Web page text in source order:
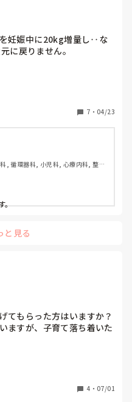
めてから徒歩圏内で通える
用していたためです）
ないかもしれませんが💦
、自分で調べた病院に直接
収票を持参し、教育歴も伝え
ることが多いと思います
の時間を大事にしたいと思っ
もっと子どもとの時間を大
くないなと感じています。
良い職場が見つかりますよ
妊娠中に20kg増量し‥な
に戻りません。
が邪魔で動きにも支障が出
が用意されており4時間の
休憩しながらおやつを食べ
おやつを作ることが多く一
にデブ習慣が抜けず困って
と思うので1ヶ月1kgでい
が空いた時や疲労感が強
いです。
7 ・ 04/23
, 循環器科, 小児科, 心療内科, 整形
CCU, HCU, その他の科, ママナー
消化器外科, 一般病院, 慢性
。
と見る
てもらった方はいますか？
ますが、子育て落ち着いた
、このまま正社員になって
んな変化があった(メリッ
て転職した(メリット、デ
4 ・ 07/01